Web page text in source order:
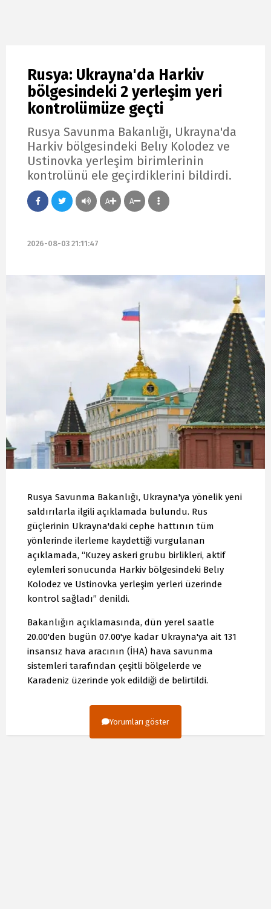
Rusya: Ukrayna'da Harkiv
bölgesindeki 2 yerleşim yeri
kontrolümüze geçti
Rusya Savunma Bakanlığı, Ukrayna'da
Harkiv bölgesindeki Belıy Kolodez ve
Ustinovka yerleşim birimlerinin
kontrolünü ele geçirdiklerini bildirdi.
A A
2026-08-03 21:11:47
Rusya Savunma Bakanlığı, Ukrayna'ya yönelik yeni
saldırılarla ilgili açıklamada bulundu. Rus
güçlerinin Ukrayna'daki cephe hattının tüm
yönlerinde ilerleme kaydettiği vurgulanan
açıklamada, “Kuzey askeri grubu birlikleri, aktif
eylemleri sonucunda Harkiv bölgesindeki Belıy
Kolodez ve Ustinovka yerleşim yerleri üzerinde
kontrol sağladı” denildi.
Bakanlığın açıklamasında, dün yerel saatle
20.00'den bugün 07.00'ye kadar Ukrayna'ya ait 131
insansız hava aracının (İHA) hava savunma
sistemleri tarafından çeşitli bölgelerde ve
Karadeniz üzerinde yok edildiği de belirtildi.
Yorumları göster